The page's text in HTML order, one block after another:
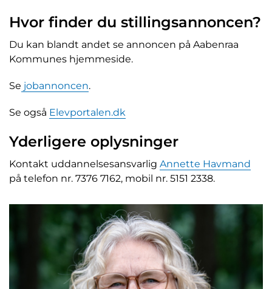
Hvor finder du stillingsannoncen?
Du kan blandt andet se annoncen på Aabenraa
Kommunes hjemmeside.
Se jobannoncen.
Se også Elevportalen.dk
Yderligere oplysninger
Kontakt uddannelsesansvarlig Annette Havmand
på telefon nr. 7376 7162, mobil nr. 5151 2338.